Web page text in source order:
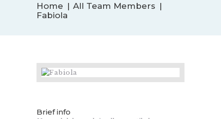
Home
All Team Members
Fabiola
Brief info